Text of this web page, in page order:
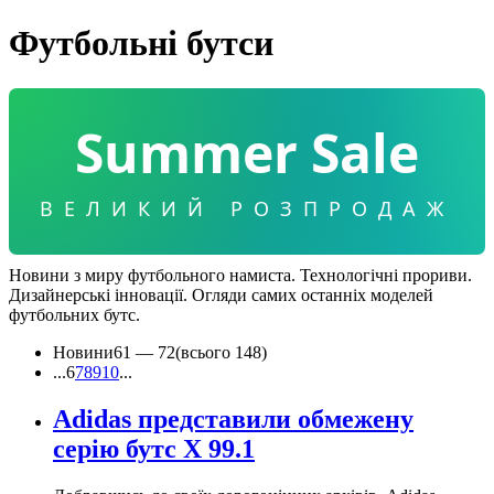
Футбольні бутси
Summer Sale
ВЕЛИКИЙ РОЗПРОДАЖ
Новини з миру футбольного намиста. Технологічні прориви.
Дизайнерські інновації. Огляди самих останніх моделей
футбольних бутс.
Новини61 — 72(всього 148)
...678910...
Adidas представили обмежену
серію бутс X 99.1